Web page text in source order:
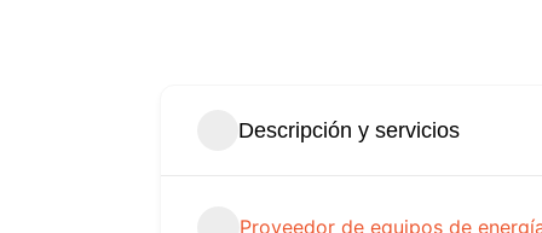
Descripción y servicios
Proveedor de equipos de